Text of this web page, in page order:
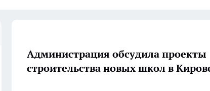
Администрация обсудила проекты
строительства новых школ в